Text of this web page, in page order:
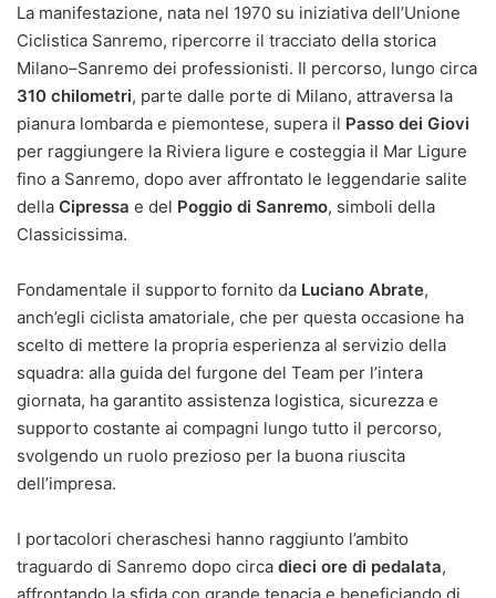
La manifestazione, nata nel 1970 su iniziativa dell’Unione
Ciclistica Sanremo, ripercorre il tracciato della storica
Milano–Sanremo dei professionisti. Il percorso, lungo circa
310 chilometri, parte dalle porte di Milano, attraversa la
pianura lombarda e piemontese, supera il Passo dei Giovi
per raggiungere la Riviera ligure e costeggia il Mar Ligure
fino a Sanremo, dopo aver affrontato le leggendarie salite
della Cipressa e del Poggio di Sanremo, simboli della
Classicissima.
Fondamentale il supporto fornito da Luciano Abrate,
anch’egli ciclista amatoriale, che per questa occasione ha
scelto di mettere la propria esperienza al servizio della
squadra: alla guida del furgone del Team per l’intera
giornata, ha garantito assistenza logistica, sicurezza e
supporto costante ai compagni lungo tutto il percorso,
svolgendo un ruolo prezioso per la buona riuscita
dell’impresa.
I portacolori cheraschesi hanno raggiunto l’ambito
traguardo di Sanremo dopo circa dieci ore di pedalata,